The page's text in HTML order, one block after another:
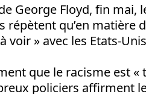
George Floyd, fin mai,
répètent qu’en matière
voir » avec les Etats-
que le racisme est
policiers affirment